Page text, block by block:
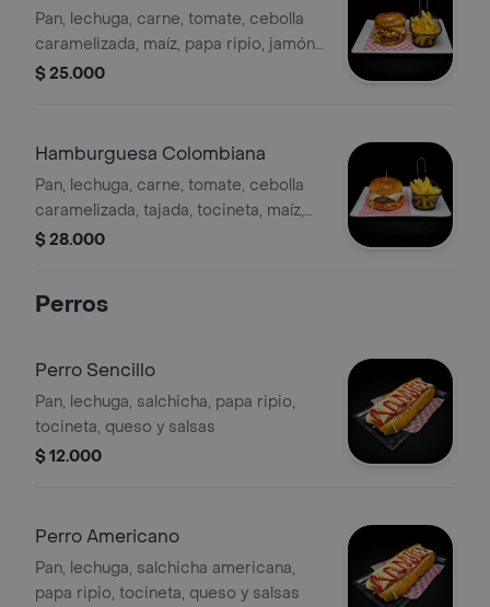
Pan, lechuga, carne, tomate, cebolla
caramelizada, maíz, papa ripio, jamón,
queso y salsas. incluye papas y
$ 25.000
Hamburguesa Colombiana
Pan, lechuga, carne, tomate, cebolla
caramelizada, tajada, tocineta, maíz,
jamón, doble queso y salsas. incluye
$ 28.000
Perros
Perro Sencillo
Pan, lechuga, salchicha, papa ripio,
tocineta, queso y salsas
$ 12.000
Perro Americano
Pan, lechuga, salchicha americana,
papa ripio, tocineta, queso y salsas